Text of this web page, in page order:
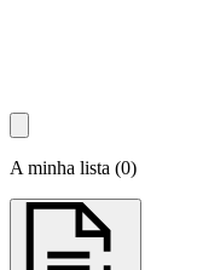
A minha lista (0)